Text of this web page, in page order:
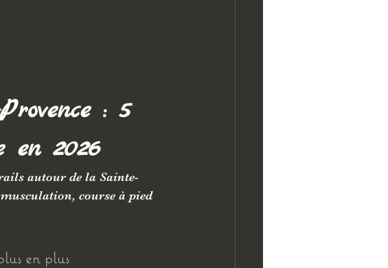
: 5
en 2026
autour de la Sainte-
course à pied
en plus